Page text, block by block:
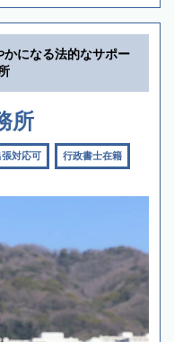
かになる法的なサポー
所
対応可 行政書士在籍